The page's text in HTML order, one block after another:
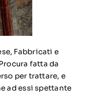
Fabbricati e
fatta da
per trattare, e
ad essi spettante